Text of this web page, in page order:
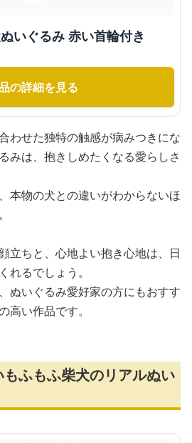
いぐるみ 赤い首輪付き
の詳細を見る
わせた独特の触感が病みつきにな
みは、抱きしめたくなる愛らしさ
本物の犬との違いがわからないほ
立ちと、心地よい抱き心地は、日
れるでしょう。
ぬいぐるみ愛好家の方にもおすす
高い作品です。
ふもふ柴犬のリアルぬい